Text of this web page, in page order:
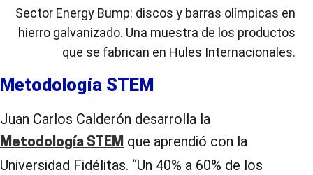
Sector Energy Bump: discos y barras olímpicas en
hierro galvanizado. Una muestra de los productos
que se fabrican en Hules Internacionales.
Metodología STEM
Juan Carlos Calderón desarrolla la
Metodología STEM que aprendió con la
Universidad Fidélitas. “Un 40% a 60% de los